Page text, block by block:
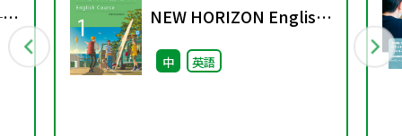
NEW HORIZON English
Course 単語の移行対
応資料
中 英語